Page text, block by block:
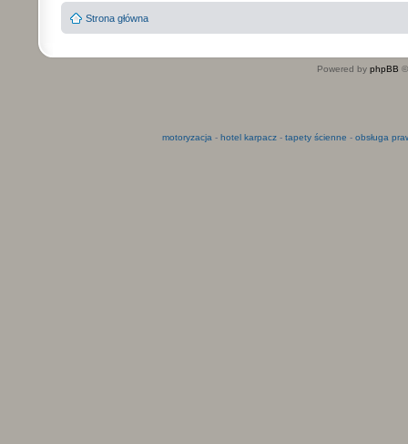
Strona główna
Powered by phpBB
motoryzacja - hotel karpacz- tapety ścienne - obsługa